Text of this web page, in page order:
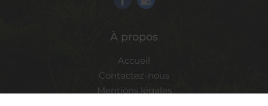
À propos
Accueil
Contactez-nous
Mentions légales